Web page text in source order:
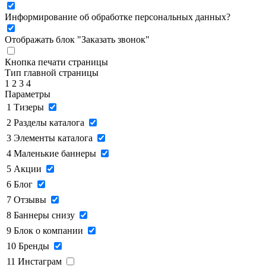
Информирование об обработке персональных данных?
Отображать блок "Заказать звонок"
Кнопка печати страницы
Тип главной страницы
1 2 3 4
Параметры
1 Тизеры
2 Разделы каталога
3 Элементы каталога
4 Маленькие баннеры
5 Акции
6 Блог
7 Отзывы
8 Баннеры снизу
9 Блок о компании
10 Бренды
11 Инстаграм